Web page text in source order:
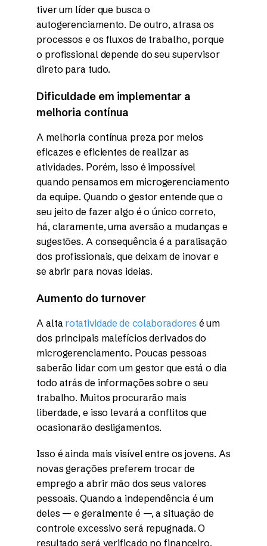
tiver um líder que busca o
autogerenciamento. De outro, atrasa os
processos e os fluxos de trabalho, porque
o profissional depende do seu supervisor
direto para tudo.
Dificuldade em implementar a
melhoria contínua
A melhoria contínua preza por meios
eficazes e eficientes de realizar as
atividades. Porém, isso é impossível
quando pensamos em microgerenciamento
da equipe. Quando o gestor entende que o
seu jeito de fazer algo é o único correto,
há, claramente, uma aversão a mudanças e
sugestões. A consequência é a paralisação
dos profissionais, que deixam de inovar e
se abrir para novas ideias.
Aumento do turnover
A alta rotatividade de colaboradores é um
dos principais malefícios derivados do
microgerenciamento. Poucas pessoas
saberão lidar com um gestor que está o dia
todo atrás de informações sobre o seu
trabalho. Muitos procurarão mais
liberdade, e isso levará a conflitos que
ocasionarão desligamentos.
Isso é ainda mais visível entre os jovens. As
novas gerações preferem trocar de
emprego a abrir mão dos seus valores
pessoais. Quando a independência é um
deles — e geralmente é —, a situação de
controle excessivo será repugnada. O
resultado será verificado no financeiro,